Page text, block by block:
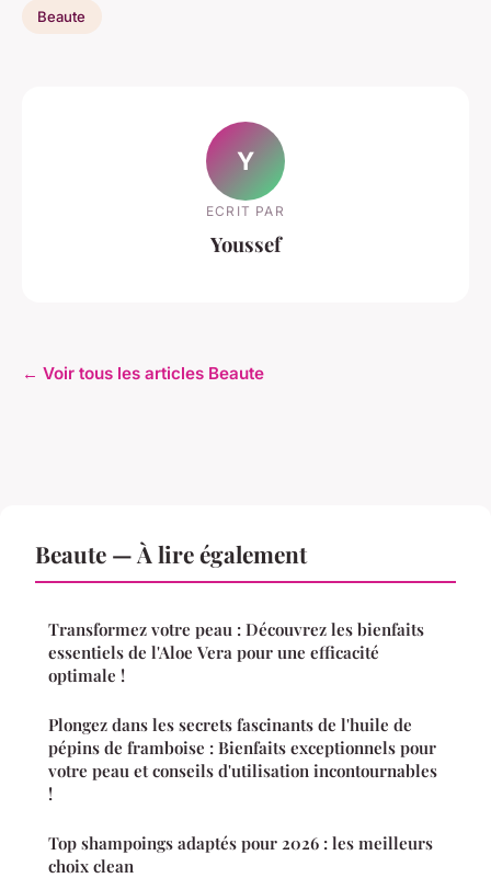
Beaute
Y
ECRIT PAR
Youssef
← Voir tous les articles Beaute
Beaute — À lire également
Transformez votre peau : Découvrez les bienfaits
essentiels de l'Aloe Vera pour une efficacité
optimale !
Plongez dans les secrets fascinants de l'huile de
pépins de framboise : Bienfaits exceptionnels pour
votre peau et conseils d'utilisation incontournables
!
Top shampoings adaptés pour 2026 : les meilleurs
choix clean